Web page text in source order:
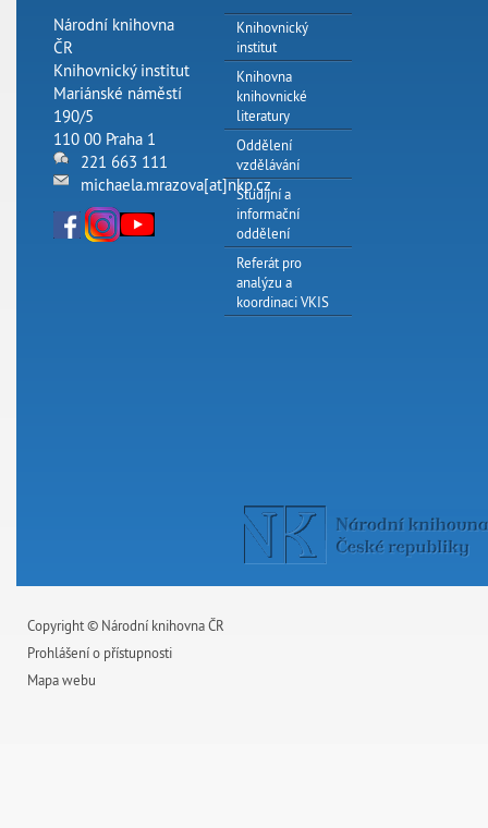
Národní knihovna
ČR
Knihovnický institut
Mariánské náměstí
190/5
110 00 Praha 1
221 663 111
michaela.mrazova[at]nkp.cz
Knihovnický
institut
Knihovna
knihovnické
literatury
Oddělení
vzdělávání
Studijní a
informační
oddělení
Referát pro
analýzu a
koordinaci VKIS
Copyright © Národní knihovna ČR
Prohlášení o přístupnosti
Mapa webu